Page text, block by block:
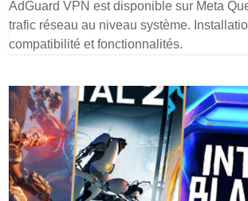
AdGuard VPN est disponible sur Meta
trafic réseau au niveau système.
compatibilité et fonctionnalités.